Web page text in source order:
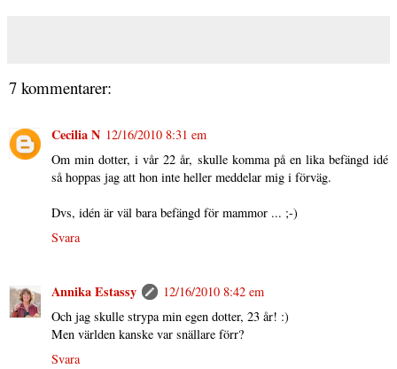
7 kommentarer:
Cecilia N 12/16/2010 8:31 em
Om min dotter, i vår 22 år, skulle komma på en lika befängd idé
så hoppas jag att hon inte heller meddelar mig i förväg.
Dvs, idén är väl bara befängd för mammor ... ;-)
Svara
Annika Estassy
12/16/2010 8:42 em
Och jag skulle strypa min egen dotter, 23 år! :)
Men världen kanske var snällare förr?
Svara